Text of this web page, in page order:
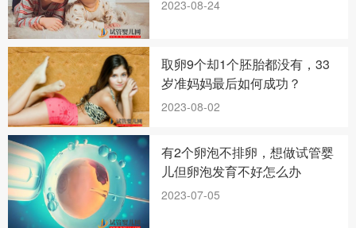
2023-08-24
取卵9个却1个胚胎都没有，33
岁准妈妈最后如何成功？
2023-08-02
有2个卵泡不排卵，想做试管婴
儿但卵泡发育不好怎么办
2023-07-05